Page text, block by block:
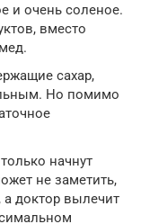
и очень соленое.
вместо
сахар,
Но помимо
начнут
не заметить,
а доктор вылечит